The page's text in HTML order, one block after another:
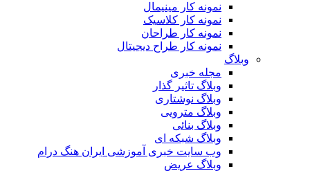
نمونه کار مینیمال
نمونه کار کلاسیک
نمونه کار طراحان
نمونه کار طراح دیجیتال
وبلاگ
مجله خبری
وبلاگ تاثیر گذار
وبلاگ نوشتاری
وبلاگ مترویی
وبلاگ بنائی
وبلاگ شبکه ای
وب سایت خبری آموزشی ایران هنگ درام
وبلاگ عریض